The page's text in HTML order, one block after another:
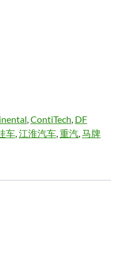
,ContiTech, DF
车,江淮汽车,重汽,马牌